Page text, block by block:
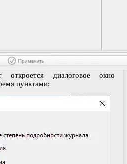
диалоговое окно
пунктами: